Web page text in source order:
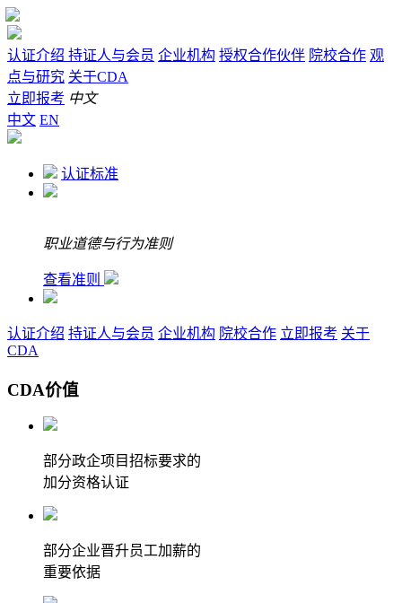
认证介绍 持证人与会员 企业机构 授权合作伙伴 院校合作 观
点与研究 关于CDA
立即报考 中文
中文 EN
认证标准
职业道德与行为准则
查看准则
认证介绍 持证人与会员 企业机构 院校合作 立即报考 关于
CDA
CDA价值
部分政企项目招标要求的
加分资格认证
部分企业晋升员工加薪的
重要依据